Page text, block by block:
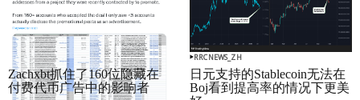
RRCNEWS_ZH
Zachxbt抓住了160位隐藏在
付费代币广告中的影响者
RRCNEWS_ZH
日元支持的Stablecoin无法在
Boj看到提高率的情况下更美